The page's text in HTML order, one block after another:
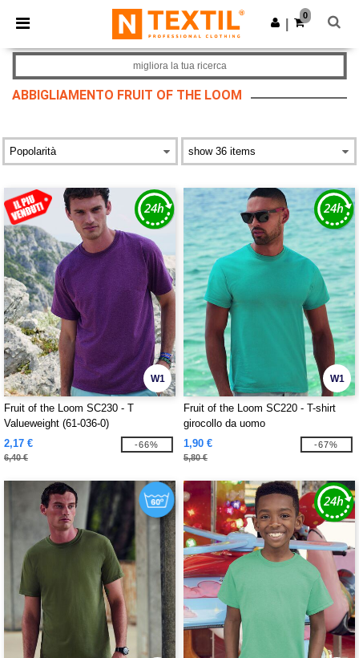
× App Ntextil
Prezzi migliori sull'app!
Scarica app
0
ABBIGLIAMENTO FRUIT OF THE LOOM
migliora la tua ricerca
W1
Fruit of the Loom SC230 - T
Valueweight (61-036-0)
2,17 €
6,40 €
-66%
W1
Fruit of the Loom SC220 - T-shirt
girocollo da uomo
1,90 €
5,80 €
-67%